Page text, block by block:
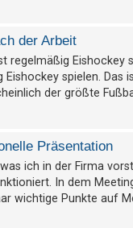
der Arbeit
regelmäßig Eishockey
Eishockey spielen.
der größte
Präsentation
ich in der Firma
In dem
wichtige Punkte auf